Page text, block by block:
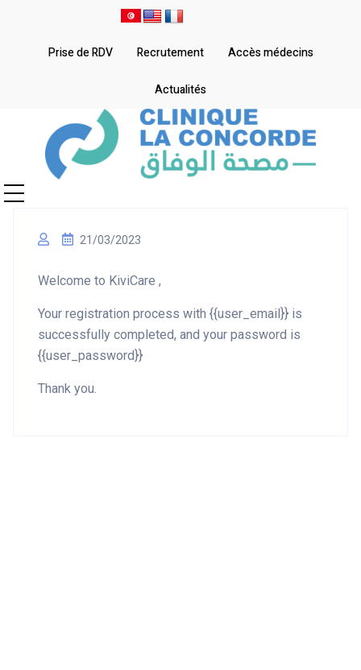
Prise de RDV Recrutement Accès médecins
Actualités
21/03/2023
Welcome to KiviCare ,
Your registration process with {{user_email}} is
successfully completed, and your password is
{{user_password}}
Thank you.